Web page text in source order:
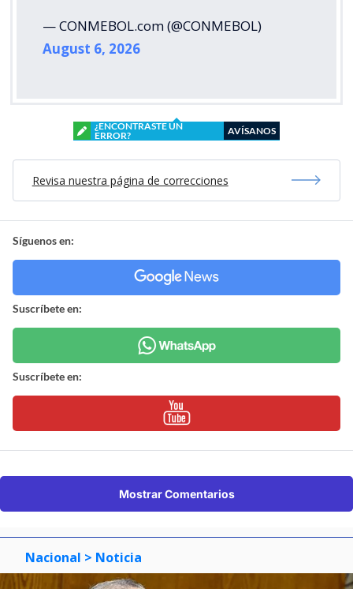
— CONMEBOL.com (@CONMEBOL)
August 6, 2026
¿ENCONTRASTE UN
ERROR?
AVÍSANOS
Revisa nuestra página de correcciones
Síguenos en:
Suscríbete en:
Suscríbete en:
Mostrar Comentarios
Nacional > Noticia